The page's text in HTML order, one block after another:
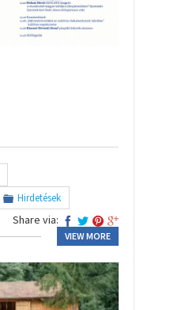
Hirdetések
Share via:
VIEW MORE